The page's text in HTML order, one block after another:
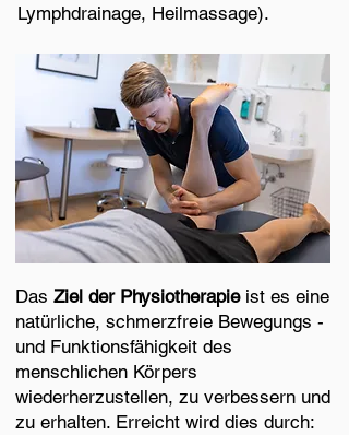
Lymphdrainage, Heilmassage).
Das Ziel der Physiotherapieist es eine
natürliche, schmerzfreie Bewegungs -
und Funktionsfähigkeit des
menschlichen Körpers
wiederherzustellen, zu verbessern und
zu erhalten. Erreicht wird dies durch: